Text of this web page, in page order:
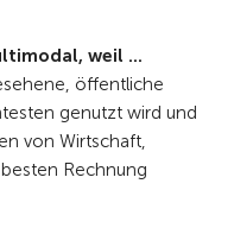
weil ...
öffentliche
genutzt wird und
von Wirtschaft,
Rechnung